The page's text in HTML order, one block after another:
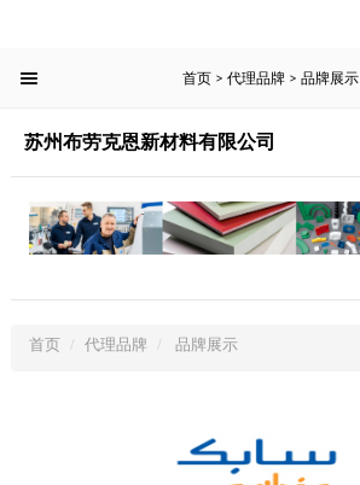
产品中心
新闻中心
案例中心
首页 > 代理品牌 > 品牌展示
苏州布劳克恩新材料有限公司
首页 代理品牌 品牌展示